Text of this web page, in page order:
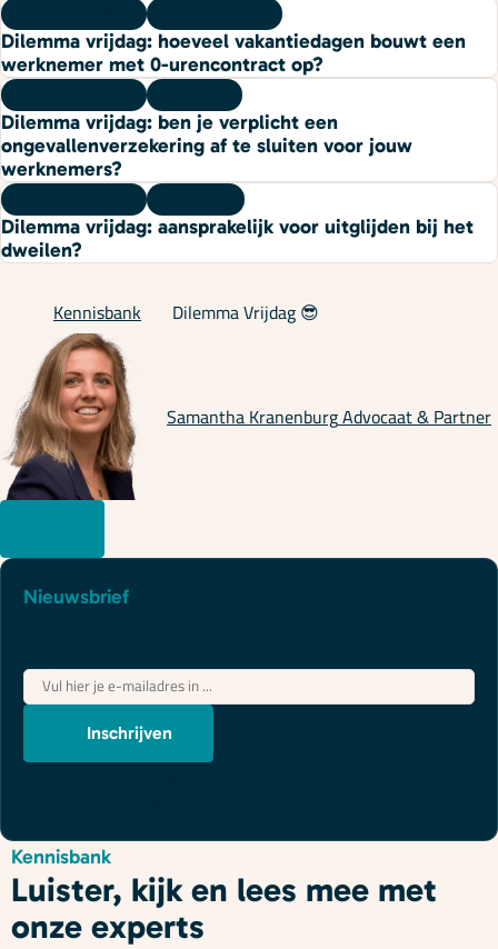
Dilemma vrijdag: hoeveel vakantiedagen bouwt een
werknemer met 0-urencontract op?
Dilemma vrijdag: ben je verplicht een
ongevallenverzekering af te sluiten voor jouw
werknemers?
Dilemma vrijdag: aansprakelijk voor uitglijden bij het
dweilen?
Kennisbank Dilemma Vrijdag 😎
Samantha KranenburgAdvocaat & Partner
Nieuwsbrief
E-
mailadres*
Inschrijven
Kennisbank
Luister, kijk en lees mee met
onze experts